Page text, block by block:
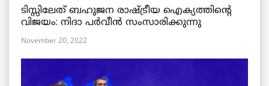
ടിസ്സിലേത് ബഹുജന രാഷ്ട്രീയ ഐക്യത്തിന്റെ
വിജയം: നിദാ പർവീൻ സംസാരിക്കുന്നു
November 20, 2022